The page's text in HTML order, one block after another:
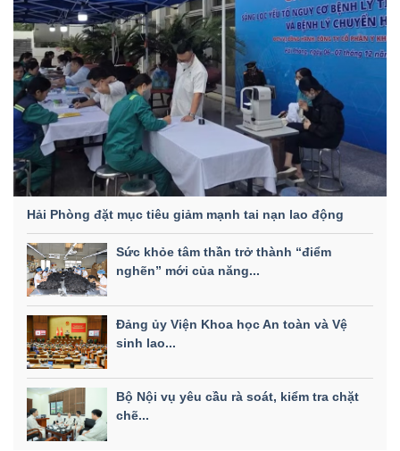
Hải Phòng đặt mục tiêu giảm mạnh tai nạn lao động
Sức khỏe tâm thần trở thành “điểm
nghẽn” mới của năng...
Đảng ủy Viện Khoa học An toàn và Vệ
sinh lao...
Bộ Nội vụ yêu cầu rà soát, kiểm tra chặt
chẽ...